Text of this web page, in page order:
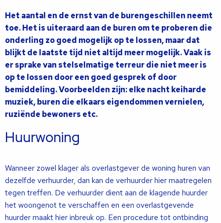
Het aantal en de ernst van de burengeschillen neemt
toe. Het is uiteraard aan de buren om te proberen die
onderling zo goed mogelijk op te lossen, maar dat
blijkt de laatste tijd niet altijd meer mogelijk. Vaak is
er sprake van stelselmatige terreur die niet meer is
op te lossen door een goed gesprek of door
bemiddeling. Voorbeelden zijn: elke nacht keiharde
muziek, buren die elkaars eigendommen vernielen,
ruziënde bewoners etc.
Huurwoning
Wanneer zowel klager als overlastgever de woning huren van
dezelfde verhuurder, dan kan de verhuurder hier maatregelen
tegen treffen. De verhuurder dient aan de klagende huurder
het woongenot te verschaffen en een overlastgevende
huurder maakt hier inbreuk op. Een procedure tot ontbinding